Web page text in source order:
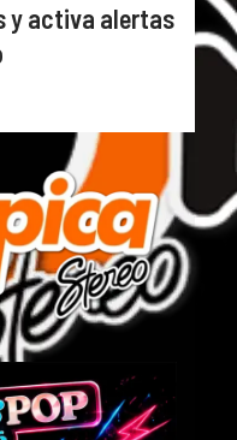
y activa alertas